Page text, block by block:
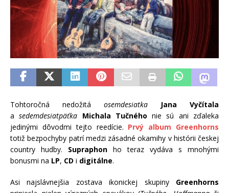
Tohtoročná nedožitá osemdesiatka
Jana Vyčítala
asedemdesiatpäťka Michala Tučného nie sú ani zďaleka
jedinými dôvodmi tejto reedície. Prvý album Greenhorns
totiž bezpochyby patrí medzi zásadné okamihy v histórii českej
country hudby. Supraphon ho teraz vydáva s mnohými
bonusmi na LP, CD i digitálne.
Asi najslávnejšia zostava ikonickej skupiny Greenhorns